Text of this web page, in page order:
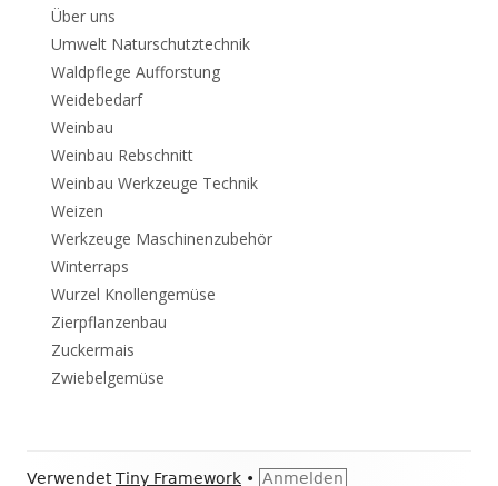
Über uns
Umwelt Naturschutztechnik
Waldpflege Aufforstung
Weidebedarf
Weinbau
Weinbau Rebschnitt
Weinbau Werkzeuge Technik
Weizen
Werkzeuge Maschinenzubehör
Winterraps
Wurzel Knollengemüse
Zierpflanzenbau
Zuckermais
Zwiebelgemüse
Footer
VerwendetTiny Framework • Anmelden